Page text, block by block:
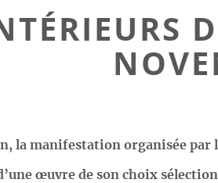
la manifestation organisée par
œuvre de son choix